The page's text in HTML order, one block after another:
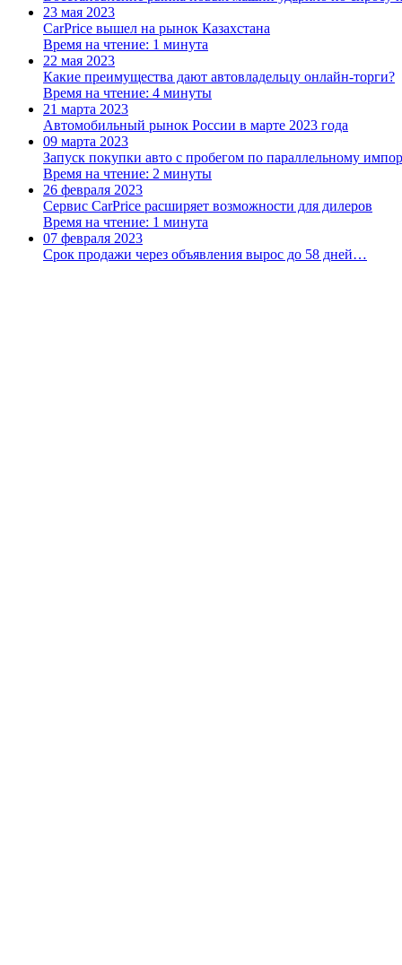
23 мая 2023
CarPrice вышел на рынок Казахстана
Время на чтение: 1 минута
22 мая 2023
Какие преимущества дают автовладельцу онлайн-торги?
Время на чтение: 4 минуты
21 марта 2023
Автомобильный рынок России в марте 2023 года
09 марта 2023
Запуск покупки авто с пробегом по параллельному
Время на чтение: 2 минуты
26 февраля 2023
Сервис CarPrice расширяет возможности для дилеров
Время на чтение: 1 минута
07 февраля 2023
Срок продажи через объявления вырос до 58 дней…